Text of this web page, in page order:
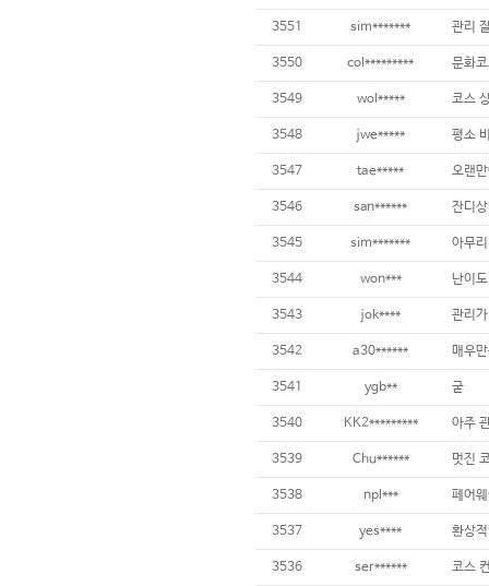
3551 sim******* 관리
3550 col*********
3549 wol*****
3548 jwe*****
3547 tae*****
3546 san******
3545 sim*******
3544 won*** 난이
3543 jok****
3542 a30******
3541 ygb** 굳
3540 KK2*********
3539 Chu****** 멋진
3538 npl***
3537 yes****
3536 ser****** 코스